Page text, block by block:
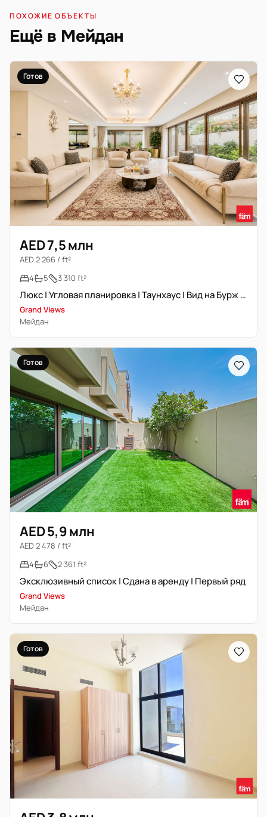
ПОХОЖИЕ ОБЪЕКТЫ
Ещё в Мейдан
Готов
AED 7,5 млн
AED 2 266 / ft²
4
5 3 310 ft²
Люкс | Угловая планировка | Таунхаус | Вид на Бурж Халифа
Grand Views
Мейдан
Готов
AED 5,9 млн
AED 2 478 / ft²
4
6 2 361 ft²
Эксклюзивный список | Сдана в аренду | Первый ряд
Grand Views
Мейдан
Готов